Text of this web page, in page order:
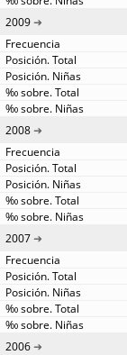
2009
2008
2007
2006